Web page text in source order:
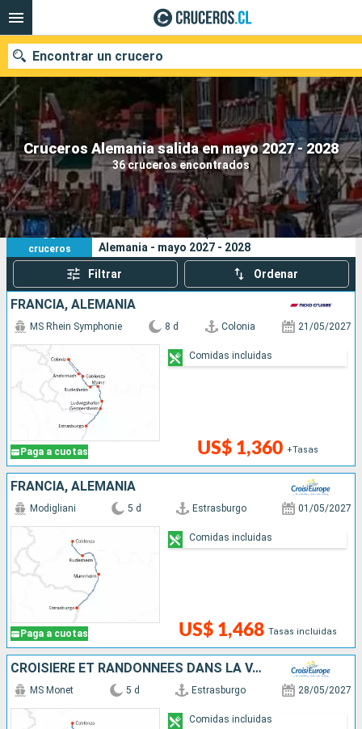
Cruceros Alemania salida en mayo 2027 - 2028
36 cruceros encontrados
Encontrar un crucero
Nuestros destinos
Fecha de salida
Puertos Compañías
Buscar
36
cruceros
Sus criterios de búsqueda:
Alemania - mayo 2027 - 2028
Filtrar Ordenar
FRANCIA, ALEMANIA
Paga a cuotas
MS Rhein Symphonie 8 d Colonia 21/05/2027
US$ 1,360 +Tasas
Comidas incluidas
FRANCIA, ALEMANIA
Paga a cuotas
Modigliani 5 d Estrasburgo 01/05/2027
US$ 1,468 Tasas incluidas
Comidas incluidas
CROISIÈRE ET RANDONNÉES DANS LA VALLÉE DU RHIN - HISTOIRE, TRADITIONS ET AMBIANCE RHÉNANE
MS Monet 5 d Estrasburgo 28/05/2027
Comidas incluidas